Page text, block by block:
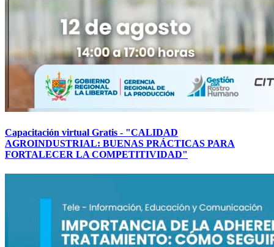
Capacitación virtual Gratis - "CALIDAD
AGROINDUSTRIAL: BUENAS PRÁCTICAS PARA
FORTALECER LA COMPETITIVIDAD"